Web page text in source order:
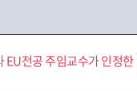
EU전공 주임교수가 인정한